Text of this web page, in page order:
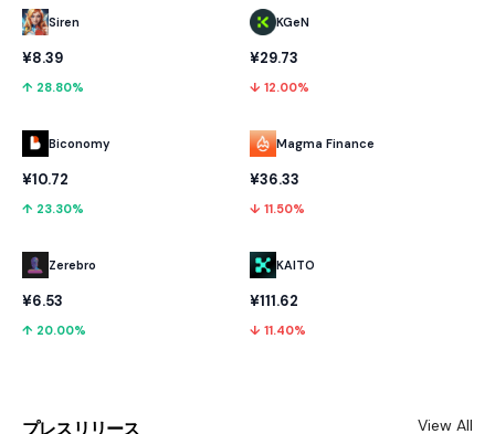
Siren
¥8.39
↑ 28.80%
Biconomy
¥10.72
↑ 23.30%
Zerebro
¥6.53
↑ 20.00%
KGeN
¥29.73
↓ 12.00%
Magma Finance
¥36.33
↓ 11.50%
KAITO
¥111.62
↓ 11.40%
プレスリリース View All